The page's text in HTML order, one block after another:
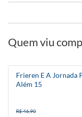
Quem viu
Frieren E A Jornada
Além 15
R$ 46,90